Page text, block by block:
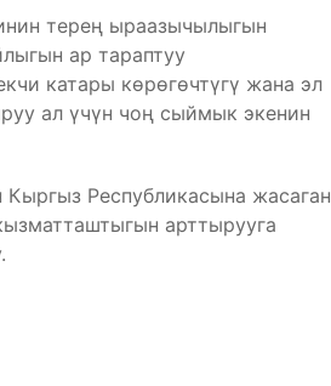
терең ыраазычылыгын
ар тараптуу
катары көрөгөчтүгү жана эл
ал үчүн чоң сыймык экенин
Республикасына жасаган
арттырууга